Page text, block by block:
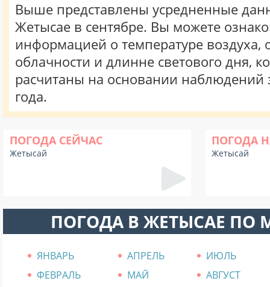
Выше представлены усредненные
Жетысае в сентябре. Вы можете
информацией о температуре воздуха,
облачности и длинне светового дня,
расчитаны на основании наблюдений
года.
ПОГОДА СЕЙЧАС
Жетысай
ПОГОДА
Жетысай
ПОГОДА В ЖЕТЫСАЕ ПО
ЯНВАРЬ АПРЕЛЬ
ИЮЛЬ
ФЕВРАЛЬ
МАЙ
АВГУСТ